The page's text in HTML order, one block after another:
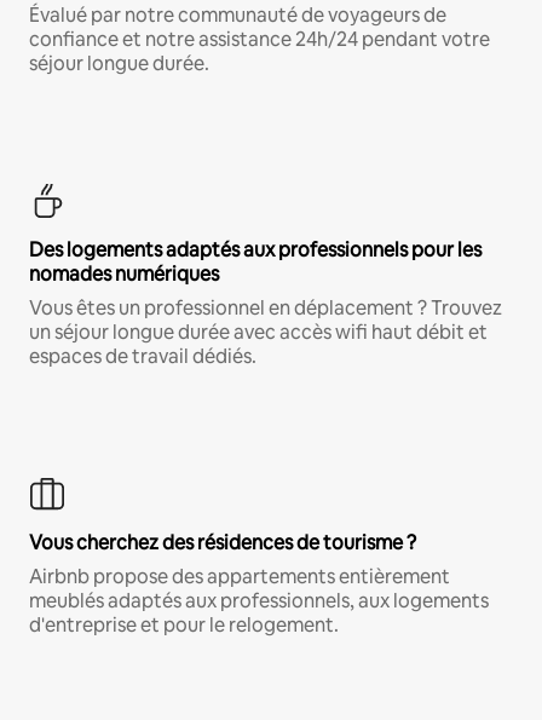
Évalué par notre communauté de voyageurs de
confiance et notre assistance 24h/24 pendant votre
séjour longue durée.
Des logements adaptés aux professionnels pour les
nomades numériques
Vous êtes un professionnel en déplacement ? Trouvez
un séjour longue durée avec accès wifi haut débit et
espaces de travail dédiés.
Vous cherchez des résidences de tourisme ?
Airbnb propose des appartements entièrement
meublés adaptés aux professionnels, aux logements
d'entreprise et pour le relogement.